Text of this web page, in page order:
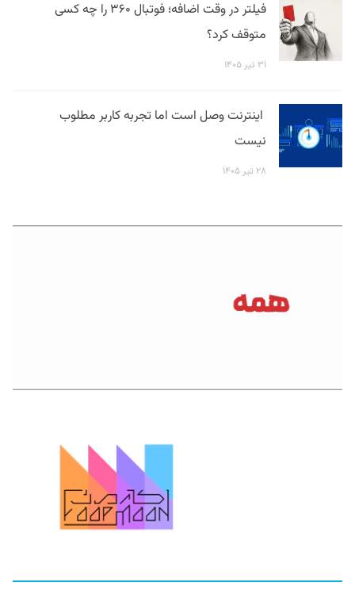
فیلتر در وقت اضافه؛ فوتبال ۳۶۰ را چه کسی
متوقف کرد؟
۳۱ تیر ۱۴۰۵
اینترنت وصل است اما تجربه کاربر مطلوب
نیست
۲۸ تیر ۱۴۰۵